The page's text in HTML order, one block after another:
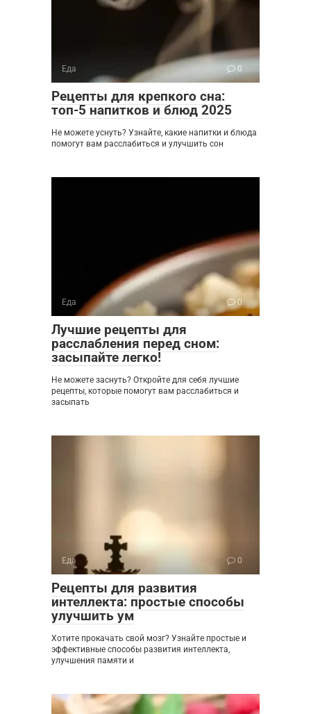
Еда 0
Рецепты для крепкого сна:
топ-5 напитков и блюд 2025
Не можете уснуть? Узнайте, какие напитки и блюда
помогут вам расслабиться и улучшить сон
Еда 0
Лучшие рецепты для
расслабления перед сном:
засыпайте легко!
Не можете заснуть? Откройте для себя лучшие
рецепты, которые помогут вам расслабиться и
засыпать
Еда 0
Рецепты для развития
интеллекта: простые способы
улучшить ум
Хотите прокачать свой мозг? Узнайте простые и
эффективные способы развития интеллекта,
улучшения памяти и